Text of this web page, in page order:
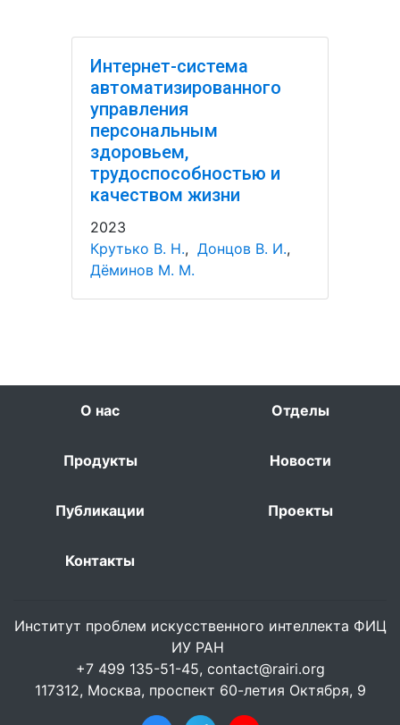
Интернет-система
автоматизированного
управления
персональным
здоровьем,
трудоспособностью и
качеством жизни
2023
Крутько В. Н., Донцов В. И.,
Дёминов М. М.
О нас Отделы
Продукты Новости
Публикации Проекты
Контакты
Институт проблем искусственного интеллекта ФИЦ
ИУ РАН
+7 499 135-51-45, contact@rairi.org
117312, Москва, проспект 60-летия Октября, 9